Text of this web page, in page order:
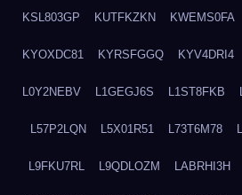
KSL803GP KUTFKZKN KWEMS0FA
KYOXDC81 KYRSFGGQ KYV4DRI4
L0Y2NEBV L1GEGJ6S L1ST8FKB
L57P2LQN L5X01R51 L73T6M78
L9FKU7RL L9QDLOZM LABRHI3H